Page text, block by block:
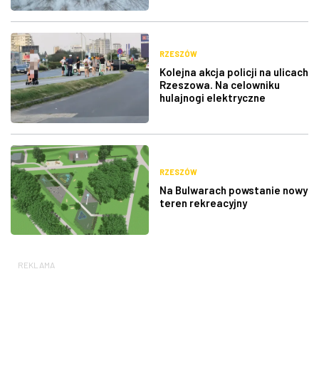
RZESZÓW
Kolejna akcja policji na ulicach
Rzeszowa. Na celowniku
hulajnogi elektryczne
RZESZÓW
Na Bulwarach powstanie nowy
teren rekreacyjny
REKLAMA